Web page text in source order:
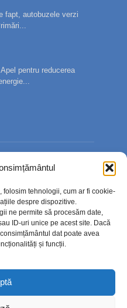
folosim tehnologii, cum ar fi cookie-
despre dispozitive.
ne permite să procesăm date,
ID-uri unice pe acest site. Dacă
dat poate avea
și funcții.
fapt, autobuzele verzi
pentru reducerea